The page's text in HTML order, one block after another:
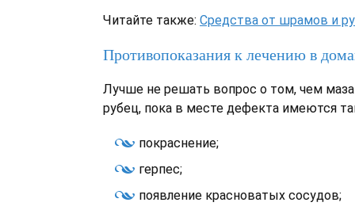
Читайте также: Средства от шрамов и
Противопоказания к лечению в
Лучше не решать вопрос о том, чем
рубец, пока в месте дефекта имеются
покраснение;
герпес;
появление красноватых сосудов;